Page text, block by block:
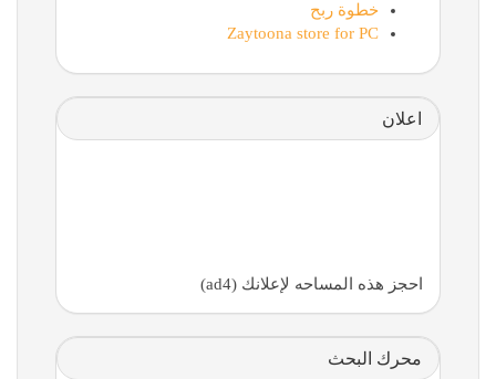
خطوة ربح
Zaytoona store for PC
اعلان
احجز هذه المساحه لإعلانك (ad4)
محرك البحث